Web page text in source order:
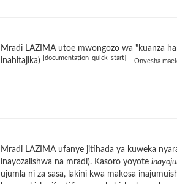
Mradi LAZIMA utoe mwongozo wa "kuanza
inahitajika)
[documentation_quick_start] Onyesha
Mradi LAZIMA ufanye jitihada ya kuweka
inayozalishwa na mradi). Kasoro yoyote
ujumla ni za sasa, lakini kwa makosa